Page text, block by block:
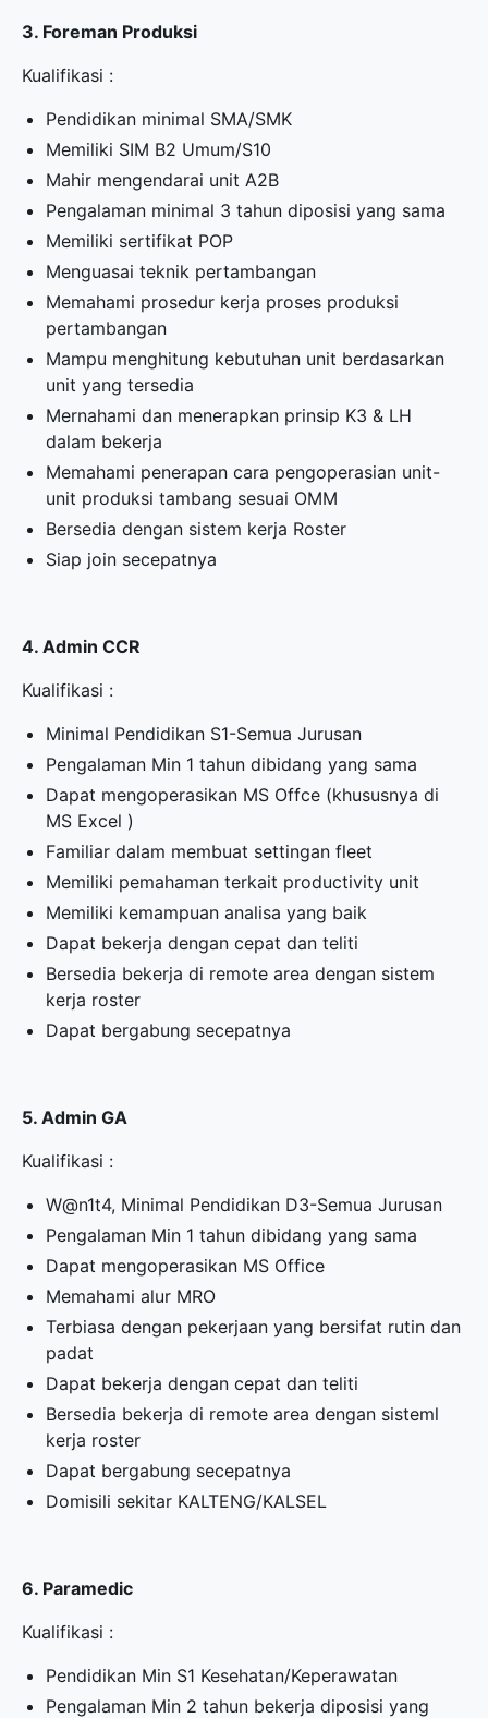
3. Foreman Produksi
Kualifikasi :
Pendidikan minimal SMA/SMK
Memiliki SIM B2 Umum/S10
Mahir mengendarai unit A2B
Pengalaman minimal 3 tahun diposisi yang sama
Memiliki sertifikat POP
Menguasai teknik pertambangan
Memahami prosedur kerja proses produksi
pertambangan
Mampu menghitung kebutuhan unit berdasarkan
unit yang tersedia
Mernahami dan menerapkan prinsip K3 & LH
dalam bekerja
Memahami penerapan cara pengoperasian unit-
unit produksi tambang sesuai OMM
Bersedia dengan sistem kerja Roster
Siap join secepatnya
4. Admin CCR
Kualifikasi :
Minimal Pendidikan S1-Semua Jurusan
Pengalaman Min 1 tahun dibidang yang sama
Dapat mengoperasikan MS Offce (khususnya di
MS Excel )
Familiar dalam membuat settingan fleet
Memiliki pemahaman terkait productivity unit
Memiliki kemampuan analisa yang baik
Dapat bekerja dengan cepat dan teliti
Bersedia bekerja di remote area dengan sistem
kerja roster
Dapat bergabung secepatnya
5. Admin GA
Kualifikasi :
W@n1t4, Minimal Pendidikan D3-Semua Jurusan
Pengalaman Min 1 tahun dibidang yang sama
Dapat mengoperasikan MS Office
Memahami alur MRO
Terbiasa dengan pekerjaan yang bersifat rutin dan
padat
Dapat bekerja dengan cepat dan teliti
Bersedia bekerja di remote area dengan sisteml
kerja roster
Dapat bergabung secepatnya
Domisili sekitar KALTENG/KALSEL
6. Paramedic
Kualifikasi :
Pendidikan Min S1 Kesehatan/Keperawatan
Pengalaman Min 2 tahun bekerja diposisi yang